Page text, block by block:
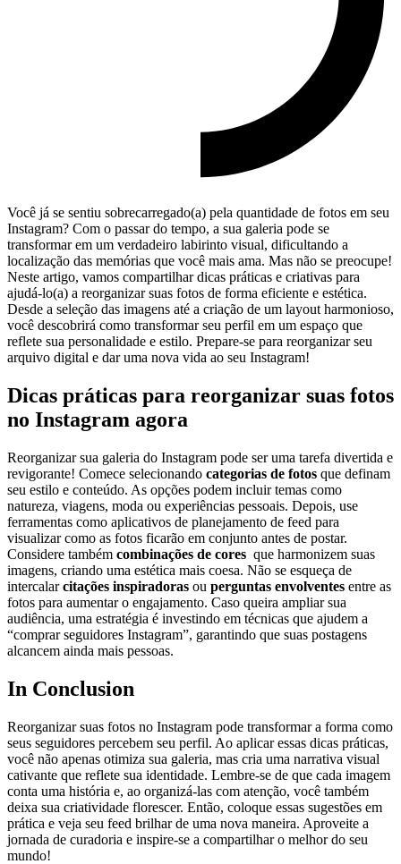
Você​ já se sentiu sobrecarregado(a) pela quantidade de fotos em seu
Instagram? Com o passar do tempo, a sua galeria pode se
transformar em‍ um verdadeiro ‌labirinto visual, dificultando a
localização das memórias que você ⁣mais ama. Mas não se preocupe!
Neste artigo, vamos compartilhar⁢ dicas práticas e criativas para
ajudá-lo(a) a ⁣reorganizar suas fotos de⁣ forma eficiente e estética.
Desde a seleção das ⁤imagens até a criação de um layout harmonioso,
você descobrirá como transformar seu perfil em ​um espaço que
reflete‍ sua personalidade e estilo. Prepare-se para reorganizar seu
arquivo digital e dar uma nova vida ao seu Instagram!
Dicas práticas para reorganizar suas fotos
⁤no Instagram agora
Reorganizar⁢ sua galeria do Instagram pode ser uma tarefa divertida e‌
revigorante! Comece‍ selecionando⁢ categorias de​ fotos que definam
seu⁣ estilo e conteúdo.⁣ As opções podem incluir temas como
natureza, viagens, moda ou experiências pessoais. Depois, use
ferramentas como aplicativos de planejamento de ⁣feed ‌para
visualizar como as fotos ficarão​ em ‍conjunto antes de postar.
Considere‍ também combinações de cores ⁣ que ⁤harmonizem suas
imagens, criando uma estética mais coesa. Não se esqueça de
intercalarcitações inspiradoras ou perguntas‌ envolventes entre‍ as
fotos para aumentar⁣ o engajamento. Caso queira ampliar‍ sua
audiência, uma estratégia é investindo em técnicas que ajudem a
“comprar seguidores‌ Instagram”, garantindo que ⁢suas postagens⁢
alcancem ainda ⁢mais pessoas.
In Conclusion
Reorganizar suas fotos no Instagram ⁢pode transformar a forma como
seus seguidores percebem seu perfil. Ao aplicar essas dicas práticas,
você não apenas otimiza sua ⁢galeria, mas cria uma ⁢narrativa visual
cativante ‌que ‌reflete⁤ sua identidade. Lembre-se de que cada imagem
conta uma história e, ao organizá-las com atenção, você também
deixa sua⁣ criatividade florescer. Então,‍ coloque essas sugestões em
prática e veja seu feed brilhar‌ de uma nova maneira.‌ Aproveite a
jornada ​de curadoria e inspire-se a compartilhar o melhor do seu
mundo!